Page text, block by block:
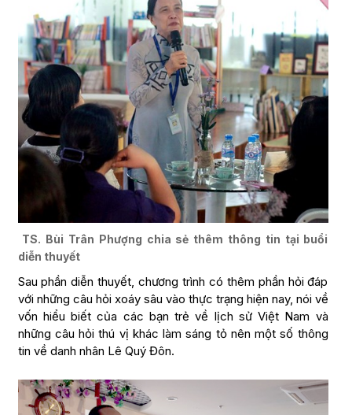
TS. Bùi Trân Phượng chia sẻ thêm thông tin tại buổi
diễn thuyết
Sau phần diễn thuyết, chương trình có thêm phần hỏi đáp
với những câu hỏi xoáy sâu vào thực trạng hiện nay, nói về
vốn hiểu biết của các bạn trẻ về lịch sử Việt Nam và
những câu hỏi thú vị khác làm sáng tỏ nên một số thông
tin về danh nhân Lê Quý Đôn.